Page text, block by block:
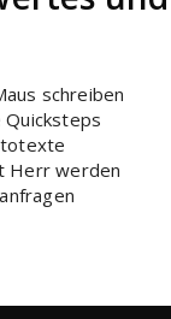
schreiben
Quicksteps
Herr werden